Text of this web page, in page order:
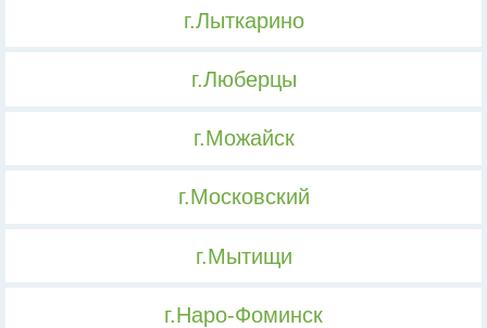
г.Лыткарино
г.Люберцы
г.Можайск
г.Московский
г.Мытищи
г.Наро-Фоминск